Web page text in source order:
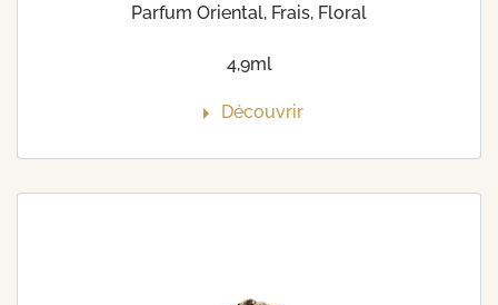
Parfum Oriental, Frais, Floral
4,9ml
Découvrir